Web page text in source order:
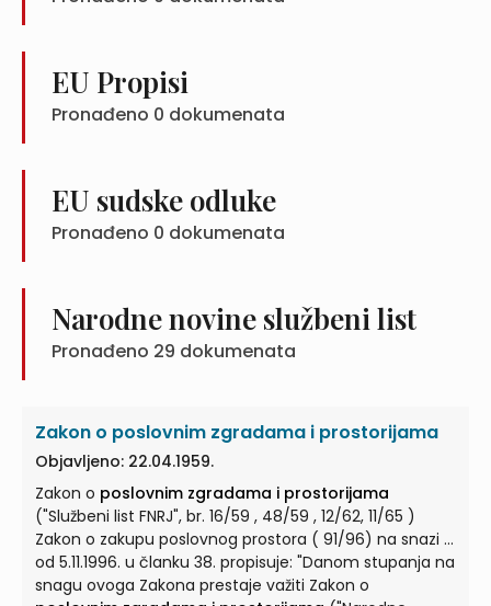
EU Propisi
Pronađeno 0 dokumenata
EU sudske odluke
Pronađeno 0 dokumenata
Narodne novine službeni list
Pronađeno 29 dokumenata
Zakon o poslovnim zgradama i prostorijama
Objavljeno: 22.04.1959.
Zakon o poslovnim zgradama i prostorijama
("Službeni list FNRJ", br. 16/59 , 48/59 , 12/62, 11/65 )
Zakon o zakupu poslovnog prostora ( 91/96) na snazi ...
od 5.11.1996. u članku 38. propisuje: "Danom stupanja na
snagu ovoga Zakona prestaje važiti Zakon o